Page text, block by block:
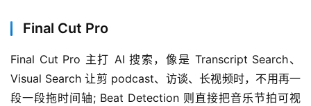
Final Cut Pro
Final Cut Pro 主打 AI 搜索，像是 Transcript Search、
Visual Search 让剪 podcast、访谈、长视频时，不用再一
段一段拖时间轴; Beat Detection 则直接把音乐节拍可视